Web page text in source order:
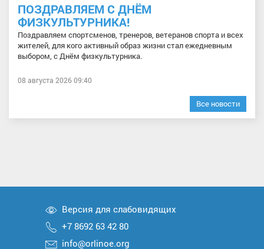
ПОЗДРАВЛЯЕМ С ДНЁМ
ФИЗКУЛЬТУРНИКА!
Поздравляем спортсменов, тренеров, ветеранов спорта и всех
жителей, для кого активный образ жизни стал ежедневным
выбором, с Днём физкультурника.
08 августа 2026 09:40
Все новости
Версия для слабовидящих
+7 8692 63 42 80
info@orlinoe.org